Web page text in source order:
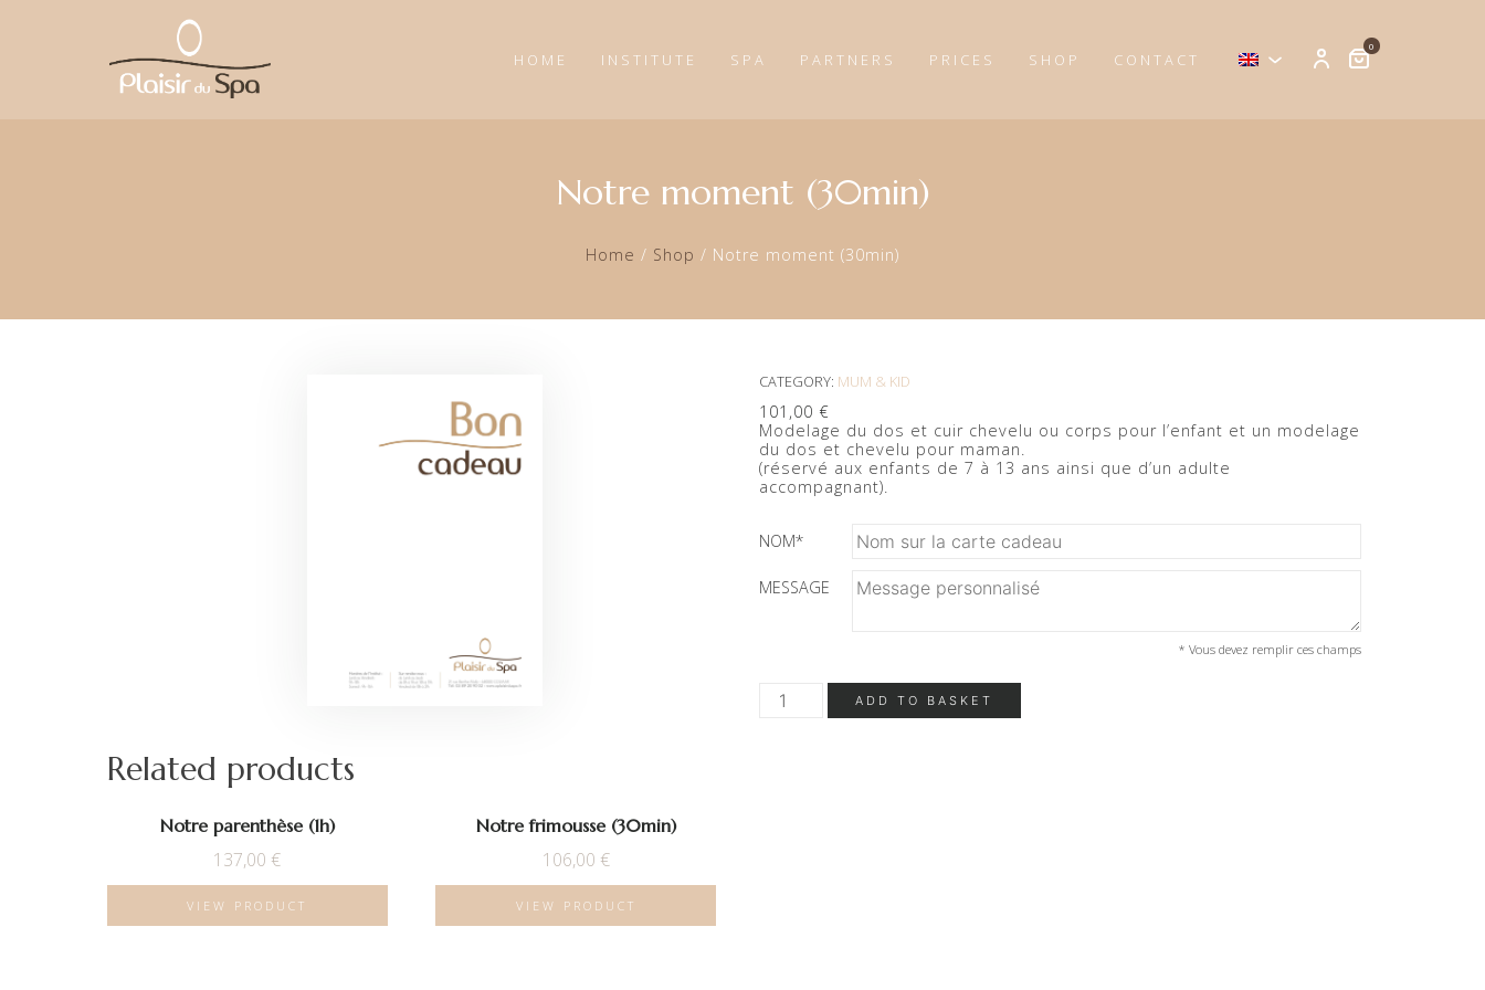
HOME INSTITUTE SPA PARTNERS PRICES SHOP CONTACT
0
Notre moment (30min)
Home / Shop / Notre moment (30min)
CATEGORY: MUM & KID
101,00 €
Modelage du dos et cuir chevelu ou corps pour l’enfant et un modelage
du dos et chevelu pour maman.
(réservé aux enfants de 7 à 13 ans ainsi que d’un adulte
accompagnant).
NOM*
MESSAGE
* Vous devez remplir ces champs
Notre
moment ADD TO BASKET
Related products
Notre parenthèse (1h)
137,00 €
VIEW PRODUCT
Notre frimousse (30min)
106,00 €
VIEW PRODUCT